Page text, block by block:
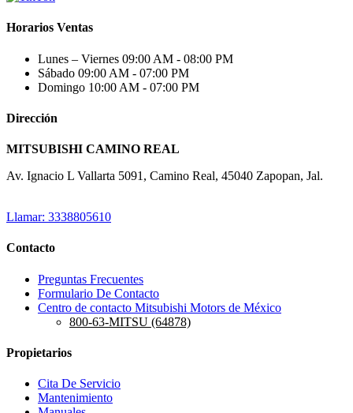
Horarios Ventas
Lunes – Viernes 09:00 AM - 08:00 PM
Sábado 09:00 AM - 07:00 PM
Domingo 10:00 AM - 07:00 PM
Dirección
MITSUBISHI CAMINO REAL
Av. Ignacio L Vallarta 5091, Camino Real, 45040 Zapopan, Jal.
Llamar: 3338805610
Contacto
Preguntas Frecuentes
Formulario De Contacto
Centro de contacto Mitsubishi Motors de México
800-63-MITSU (64878)
Propietarios
Cita De Servicio
Mantenimiento